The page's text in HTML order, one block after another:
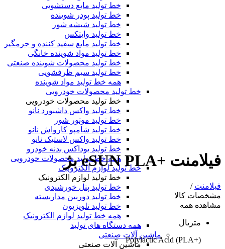
خط تولید مایع دستشویی
خط تولید پودر شوینده
خط تولید شیشه شور
خط تولید وایتکس
خط تولید مایع سفید کننده و جرمگیر
خط تولید مواد شوینده خانگی
خط تولید محصولات شوینده صنعتی
خط تولید سیم ظرفشویی
همه خط تولید مواد شوینده
خط تولید محصولات خودرویی
خط تولید محصولات خودرویی
خط تولید واکس داشبورد نانو
خط تولید موتور شور
خط تولید شامپو کارواش نانو
خط تولید واکس لاستیک نانو
خط تولید یوداکس بدنه خودرو
همه خط تولید محصولات خودرویی
خط تولید لوازم الکترونیک
خط تولید لوازم الکترونیک
خط تولید پنل خورشیدی
خط تولید دوربین مداربسته
خط تولید تلویزیون
همه خط تولید لوازم الکترونیک
همه دستگاه های تولید
ماشین آلات صنعتی
ماشین آلات صنعتی
فیلامنت +eSUN PLA بژ
فیلامنت /
مشخصات کالا
مشاهده همه
متریال
(+PLA) Polylactic Acid